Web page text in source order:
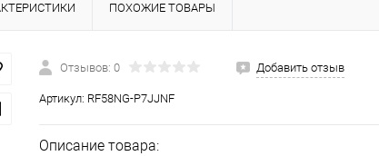
ПОХОЖИЕ ТОВАРЫ
Отзывов: 0 Добавить отзыв
Артикул: RF58NG-P7JJNF
Описание товара: